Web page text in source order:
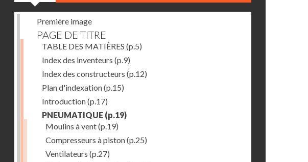
Première image
PAGE DE TITRE
TABLE DES MATIÈRES (p.5)
Index des inventeurs (p.9)
Index des constructeurs (p.12)
Plan d'indexation(p.15)
Introduction(p.17)
PNEUMATIQUE (p.19)
Moulins à vent(p.19)
Compresseurs à piston(p.25)
Ventilateurs (p.27)